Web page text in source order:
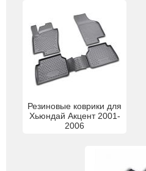
Резиновые коврики для
Хьюндай Акцент 2001-
2006